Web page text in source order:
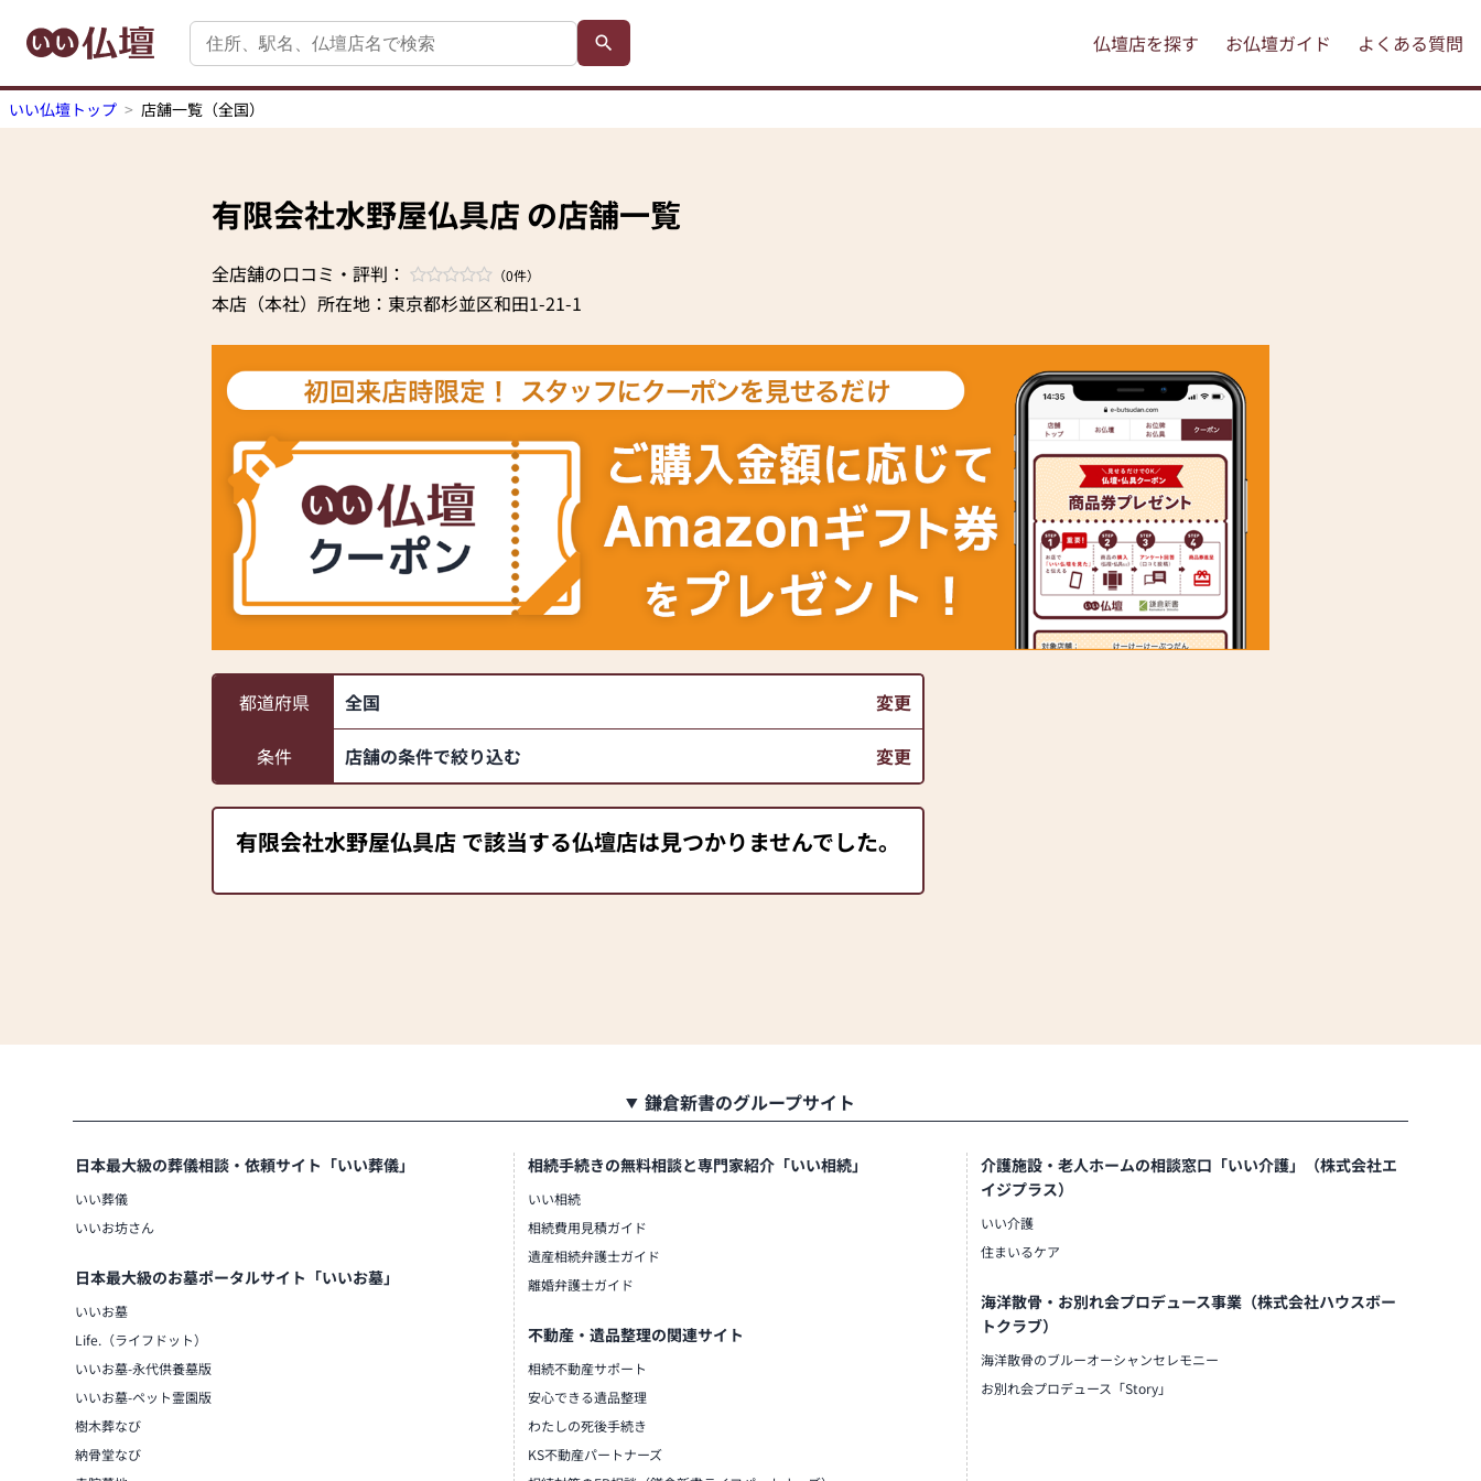
仏壇店を探す お仏壇ガイド よくある質問
いい仏壇トップ 店舗一覧（全国）
有限会社水野屋仏具店 の店舗一覧
全店舗の口コミ・評判： （0件）
本店（本社）所在地：東京都杉並区和田1-21-1
都道府県 全国 変更
条件 店舗の条件で絞り込む 変更
有限会社水野屋仏具店 で該当する仏壇店は見つかりませんでした。
鎌倉新書のグループサイト
日本最大級の葬儀相談・依頼サイト「いい葬儀」
いい葬儀
いいお坊さん
日本最大級のお墓ポータルサイト「いいお墓」
いいお墓
Life.（ライフドット）
いいお墓-永代供養墓版
いいお墓-ペット霊園版
樹木葬なび
納骨堂なび
相続手続きの無料相談と専門家紹介「いい相続」
いい相続
相続費用見積ガイド
遺産相続弁護士ガイド
離婚弁護士ガイド
不動産・遺品整理の関連サイト
相続不動産サポート
安心できる遺品整理
わたしの死後手続き
KS不動産パートナーズ
介護施設・老人ホームの相談窓口「いい介護」（株式会社エ
イジプラス）
いい介護
住まいるケア
海洋散骨・お別れ会プロデュース事業（株式会社ハウスボー
トクラブ）
海洋散骨のブルーオーシャンセレモニー
お別れ会プロデュース「Story」